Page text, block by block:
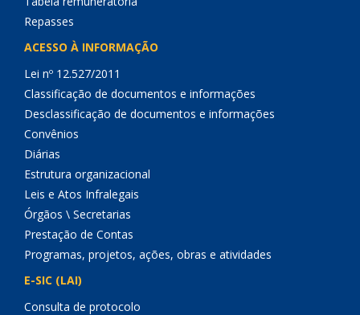
Repasses
ACESSO À INFORMAÇÃO
Lei nº 12.527/2011
Classificação de documentos e informações
Desclassificação de documentos e informações
Convênios
Diárias
Estrutura organizacional
Leis e Atos Infralegais
Órgãos \ Secretarias
Prestação de Contas
Programas, projetos, ações, obras e atividades
E-SIC (LAI)
Consulta de protocolo